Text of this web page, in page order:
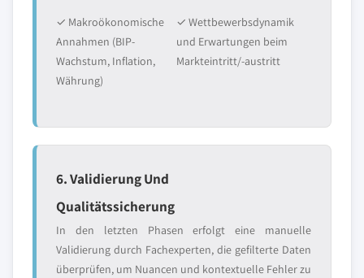
✓ Makroökonomische
Annahmen (BIP-
Wachstum, Inflation,
Währung)
✓ Wettbewerbsdynamik
und Erwartungen beim
Markteintritt/-austritt
6. Validierung Und
Qualitätssicherung
In den letzten Phasen erfolgt eine manuelle
Validierung durch Fachexperten, die gefilterte Daten
überprüfen, um Nuancen und kontextuelle Fehler zu